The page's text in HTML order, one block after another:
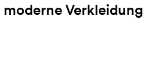
Verkleidung